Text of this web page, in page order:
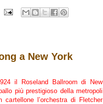
a New York
il Roseland Ballroom di New
più prestigioso della metropoli
cartellone l’orchestra di Fletcher